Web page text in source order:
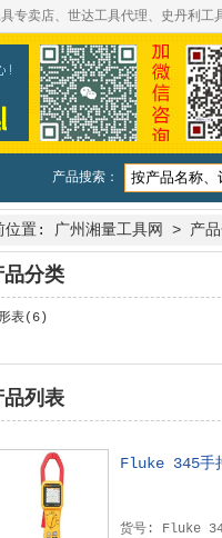
专卖店、世达工具代理、史丹利
产品搜索：
位置: 广州湘量工具网 > 产
品分类
表(6)
品列表
Fluke 345手
货号: Fluke